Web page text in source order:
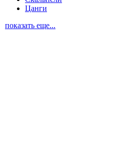
Цанги
показать еще...